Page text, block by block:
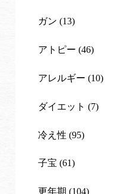
ガン (13)
アトピー (46)
アレルギー (10)
ダイエット (7)
冷え性 (95)
子宝 (61)
更年期 (104)